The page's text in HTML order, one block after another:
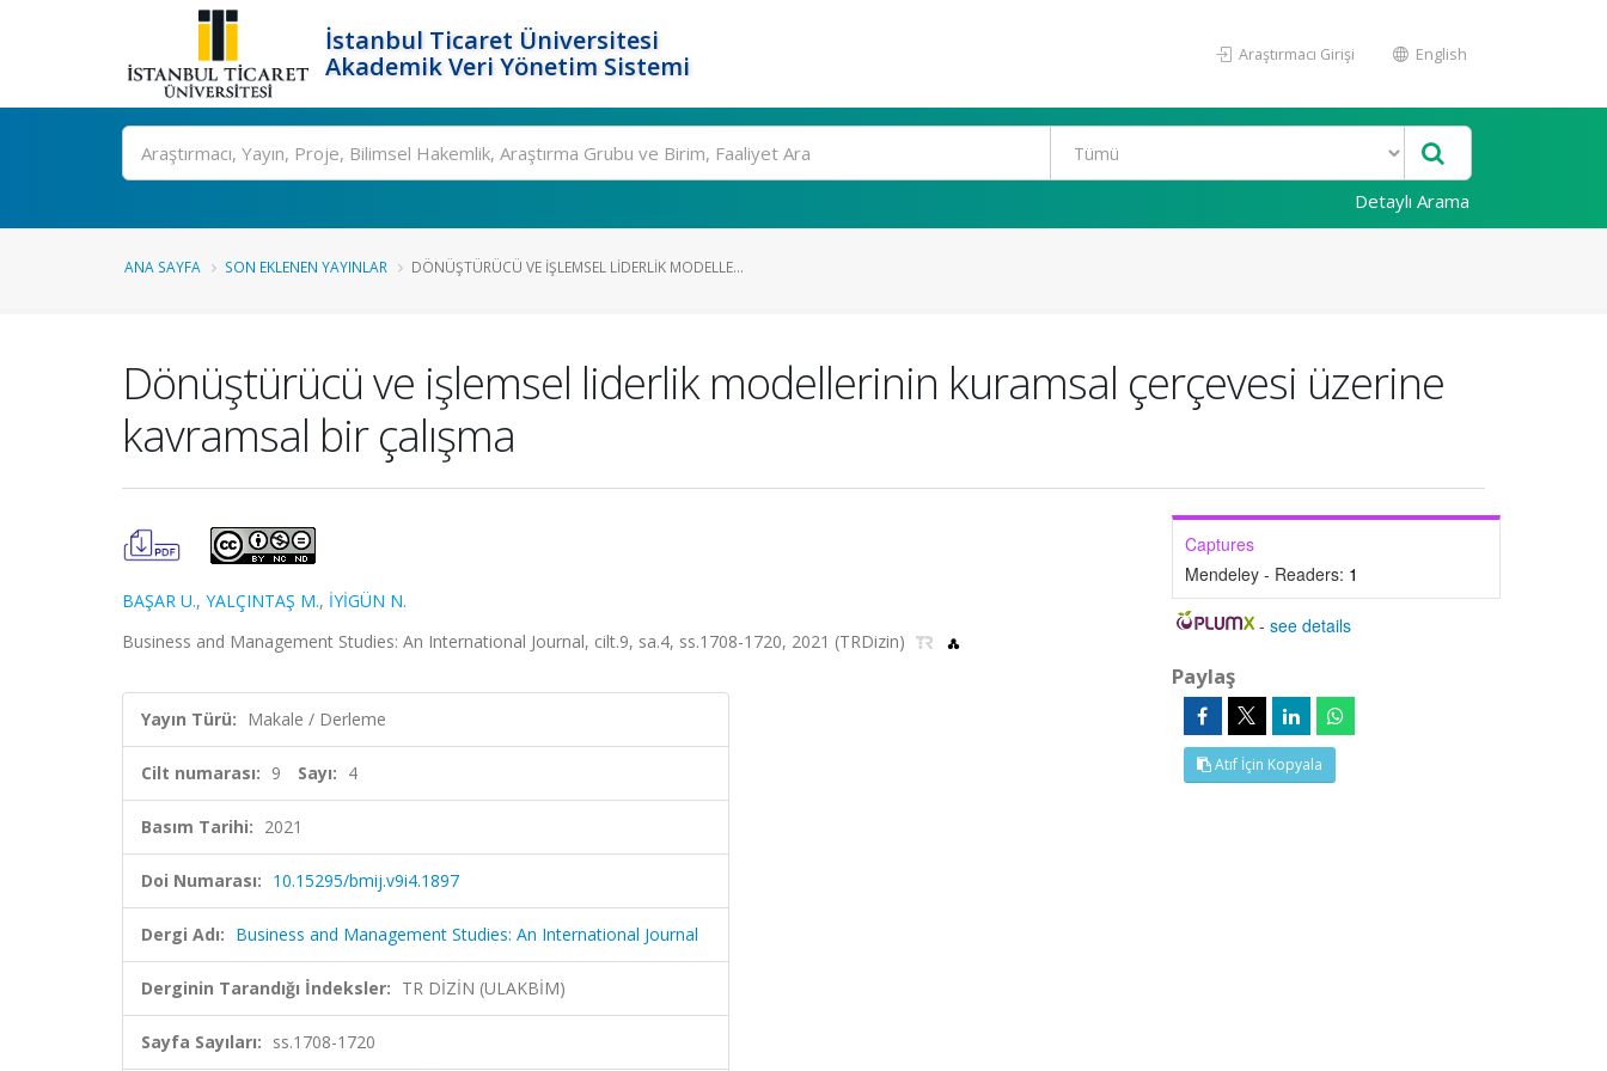
İstanbul Ticaret Üniversitesi
Akademik Veri Yönetim Sistemi
Araştırmacı Girişi English
Ara
Detaylı Arama
ANA SAYFA SON EKLENEN YAYINLAR DÖNÜŞTÜRÜCÜ VE IŞLEMSEL LIDERLIK MODELLE...
Dönüştürücü ve işlemsel liderlik modellerinin kuramsal çerçevesi üzerine
kavramsal bir çalışma
BAŞAR U., YALÇINTAŞ M., İYİGÜN N.
Business and Management Studies: An International Journal, cilt.9, sa.4, ss.1708-1720, 2021 (TRDizin)
Yayın Türü: Makale / Derleme
Cilt numarası: 9 Sayı: 4
Basım Tarihi: 2021
Doi Numarası: 10.15295/bmij.v9i4.1897
Dergi Adı: Business and Management Studies: An International Journal
Derginin Tarandığı İndeksler: TR DİZİN (ULAKBİM)
Sayfa Sayıları: ss.1708-1720
Captures
Mendeley - Readers: 1
-see details
Paylaş
Atıf İçin Kopyala